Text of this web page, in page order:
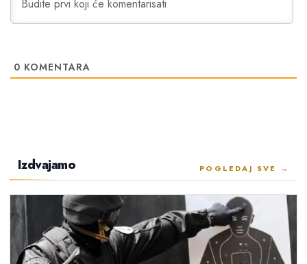
0 KOMENTARA
Izdvajamo POGLEDAJ SVE →